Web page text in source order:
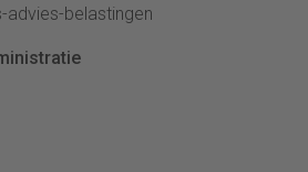
advies-belastingen